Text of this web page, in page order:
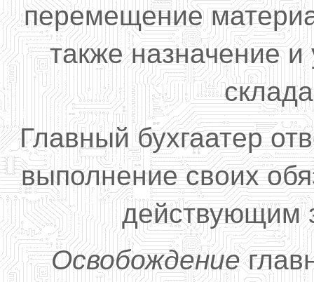
перемещение
также назначение и
Главный бухгаатер
выполнение своих
действующим
Освобождение